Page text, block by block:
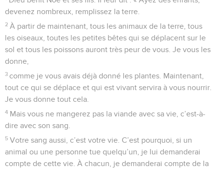
devenez nombreux, remplissez la terre.
2 À partir de maintenant, tous les animaux de la terre, tous
les oiseaux, toutes les petites bêtes qui se déplacent sur le
sol et tous les poissons auront très peur de vous. Je vous les
donne,
3 comme je vous avais déjà donné les plantes. Maintenant,
tout ce qui se déplace et qui est vivant servira à vous nourrir.
Je vous donne tout cela.
4 Mais vous ne mangerez pas la viande avec sa vie, c’est-à-
dire avec son sang.
5 Votre sang aussi, c’est votre vie. C’est pourquoi, si un
animal ou une personne tue quelqu’un, je lui demanderai
compte de cette vie. À chacun, je demanderai compte de la